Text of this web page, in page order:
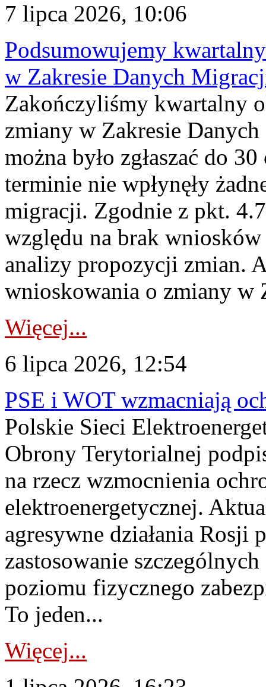
7 lipca 2026, 10:06
Podsumowujemy
w Zakresie Danych
Zakończyliśmy kwartalny
zmiany w Zakresie
można było zgłaszać do
terminie nie wpłynęły
migracji. Zgodnie z pkt.
względu na brak
analizy propozycji zmian.
wnioskowania o zmiany w
Więcej...
6 lipca 2026, 12:54
PSE i WOT wzmacniają
Polskie Sieci
Obrony Terytorialnej
na rzecz wzmocnienia
elektroenergetycznej.
agresywne działania Rosji
zastosowanie
poziomu fizycznego
To jeden...
Więcej...